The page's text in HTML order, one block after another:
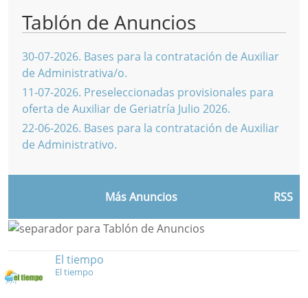
Tablón de Anuncios
30-07-2026. Bases para la contratación de Auxiliar
de Administrativa/o.
11-07-2026. Preseleccionadas provisionales para
oferta de Auxiliar de Geriatría Julio 2026.
22-06-2026. Bases para la contratación de Auxiliar
de Administrativo.
Más Anuncios RSS
El tiempo
El tiempo